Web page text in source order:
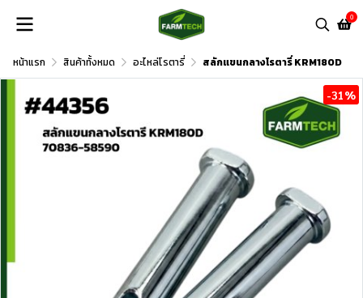
0
หน้าแรก สินค้าทั้งหมด อะไหล่โรตารี่ สลักแขนกลางโรตารี่ KRM180D
-31%